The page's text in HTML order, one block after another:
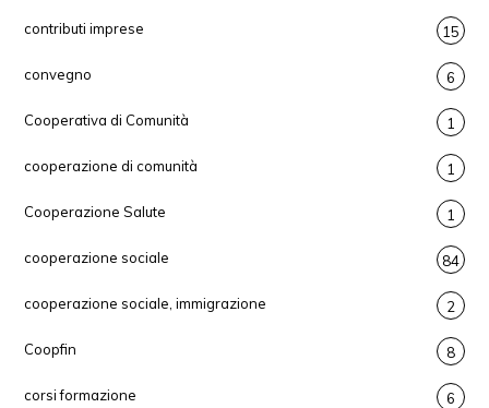
contributi imprese 15
convegno 6
Cooperativa di Comunità 1
cooperazione di comunità 1
Cooperazione Salute 1
cooperazione sociale 84
cooperazione sociale, immigrazione 2
Coopfin 8
corsi formazione 6